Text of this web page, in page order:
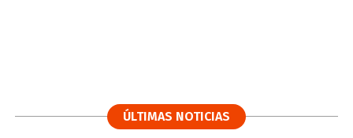
ÚLTIMAS NOTICIAS